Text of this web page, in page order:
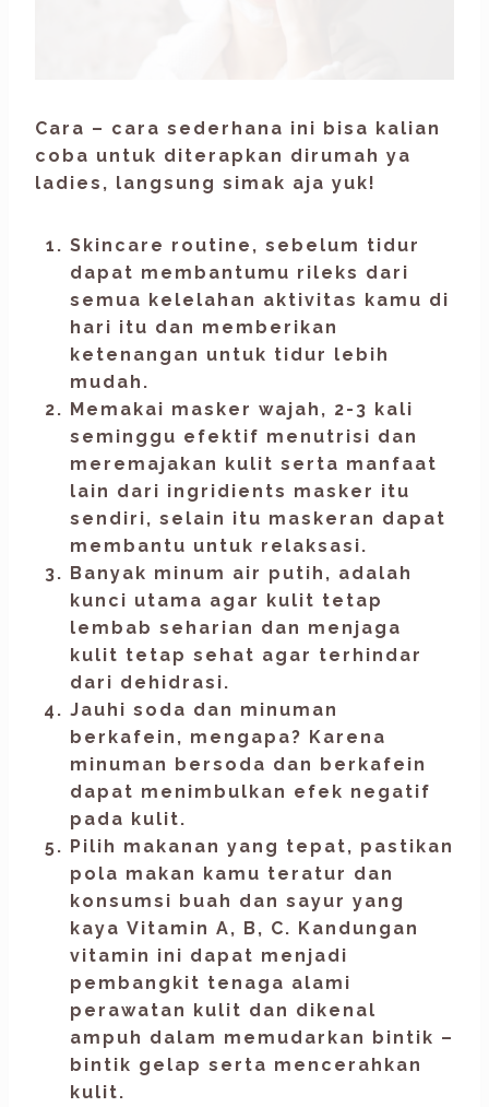
Cara – cara sederhana ini bisa kalian
coba untuk diterapkan dirumah ya
ladies, langsung simak aja yuk!
Skincare routine, sebelum tidur
dapat membantumu rileks dari
semua kelelahan aktivitas kamu di
hari itu dan memberikan
ketenangan untuk tidur lebih
mudah.
Memakai masker wajah, 2-3 kali
seminggu efektif menutrisi dan
meremajakan kulit serta manfaat
lain dari ingridients masker itu
sendiri, selain itu maskeran dapat
membantu untuk relaksasi.
Banyak minum air putih, adalah
kunci utama agar kulit tetap
lembab seharian dan menjaga
kulit tetap sehat agar terhindar
dari dehidrasi.
Jauhi soda dan minuman
berkafein, mengapa? Karena
minuman bersoda dan berkafein
dapat menimbulkan efek negatif
pada kulit.
Pilih makanan yang tepat, pastikan
pola makan kamu teratur dan
konsumsi buah dan sayur yang
kaya Vitamin A, B, C. Kandungan
vitamin ini dapat menjadi
pembangkit tenaga alami
perawatan kulit dan dikenal
ampuh dalam memudarkan bintik –
bintik gelap serta mencerahkan
kulit.